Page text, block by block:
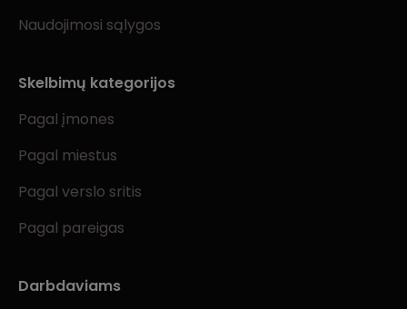
Naudojimosi sąlygos
Skelbimų kategorijos
Pagal įmones
Pagal miestus
Pagal verslo sritis
Pagal pareigas
Darbdaviams